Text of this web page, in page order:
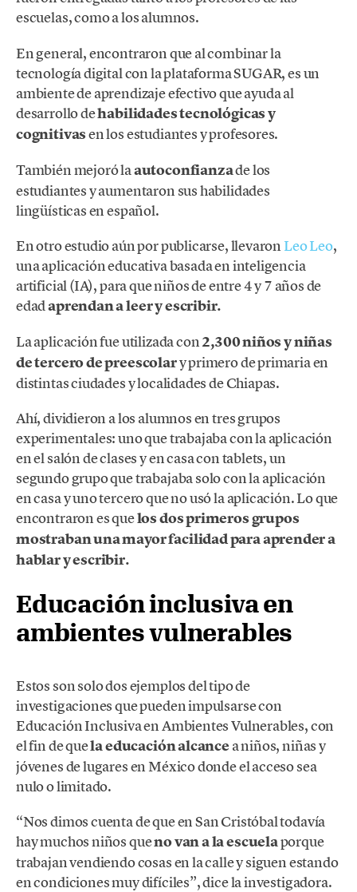
escuelas, como a los alumnos.
En general, encontraron que al combinar la
tecnología digital con la plataforma SUGAR, es un
ambiente de aprendizaje efectivo que ayuda al
desarrollo dehabilidades tecnológicas y
cognitivasen los estudiantes y profesores.
También mejoró laautoconfianzade los
estudiantes y aumentaron sus habilidades
lingüísticas en español.
En otro estudio aún por publicarse, llevaron Leo Leo,
una aplicación educativa basada en inteligencia
artificial (IA), para que niños de entre 4 y 7 años de
edadaprendan a leer y escribir.
La aplicación fue utilizada con2,300 niños y niñas
de tercero de preescolary primero de primaria en
distintas ciudades y localidades de Chiapas.
Ahí, dividieron a los alumnos en tres grupos
experimentales: uno que trabajaba con la aplicación
en el salón de clases y en casa con tablets, un
segundo grupo que trabajaba solo con la aplicación
en casa y uno tercero que no usó la aplicación. Lo que
encontraron es quelos dos primeros grupos
mostraban una mayor facilidad para aprender a
hablar y escribir.
Educación inclusiva en
ambientes vulnerables
Estos son solo dos ejemplos del tipo de
investigaciones que pueden impulsarse con
Educación Inclusiva en Ambientes Vulnerables, con
el fin de quela educación alcance a niños, niñas y
jóvenes de lugares en México donde el acceso sea
nulo o limitado.
“Nos dimos cuenta de que en San Cristóbal todavía
hay muchos niños queno van a la escuelaporque
trabajan vendiendo cosas en la calle y siguen estando
en condiciones muy difíciles”, dice la investigadora.